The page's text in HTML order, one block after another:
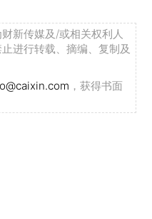
新传媒及/或相关权利人
进行转载、摘编、复制及
，获得书面